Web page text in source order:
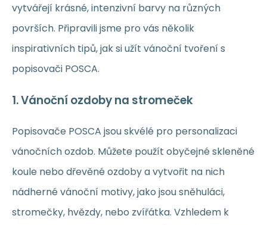
vytvářejí krásné, intenzivní barvy na různých
površích. Připravili jsme pro vás několik
inspirativních tipů, jak si užít vánoční tvoření s
popisovači POSCA.
1.Vánoční ozdoby na stromeček
Popisovače POSCA jsou skvélé pro personalizaci
vánočních ozdob. Můžete použít obyčejné skleněné
koule nebo dřevěné ozdoby a vytvořit na nich
nádherné vánoční motivy, jako jsou sněhuláci,
stromečky, hvězdy, nebo zvířátka. Vzhledem k